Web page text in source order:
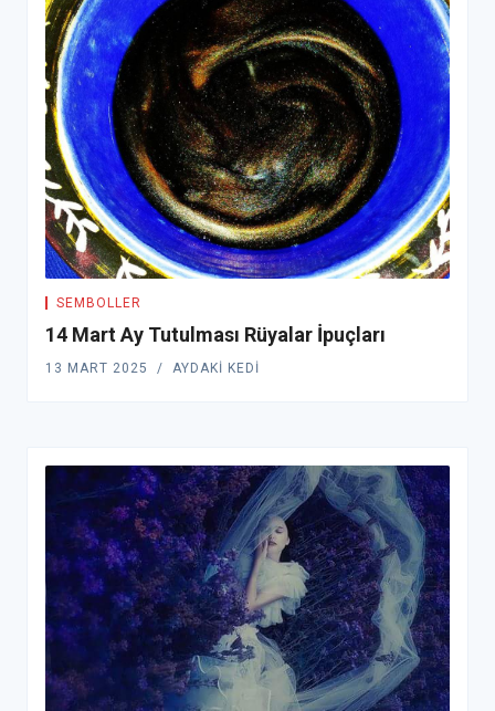
SEMBOLLER
14 Mart Ay Tutulması Rüyalar İpuçları
13 MART 2025 AYDAKI KEDI